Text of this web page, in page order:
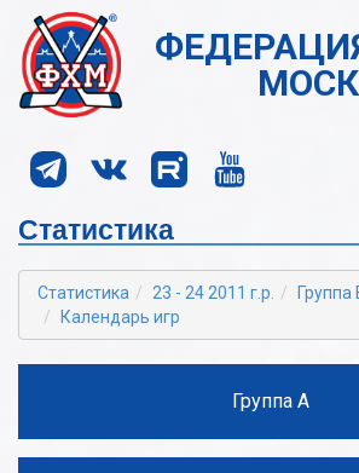
Статистика
Статистика 23 - 24 2011 г.р.
Группа
Календарь игр
Группа А